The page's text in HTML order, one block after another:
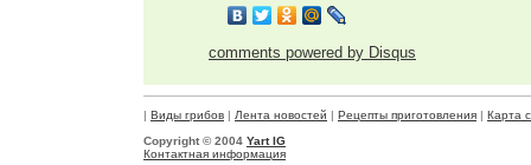
comments powered by Disqus
| Виды грибов | Лента новостей | Рецепты приготовления | Карта
Copyright © 2004 Yart IG
Контактная информация